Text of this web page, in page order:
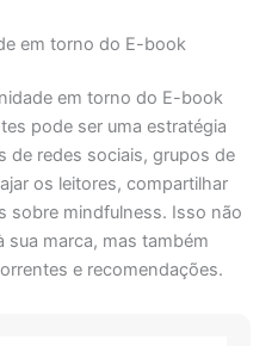
em torno do E-book
em torno do E-book
pode ser uma estratégia
de redes sociais, grupos de
os leitores, compartilhar
sobre mindfulness. Isso não
sua marca, mas também
e recomendações.